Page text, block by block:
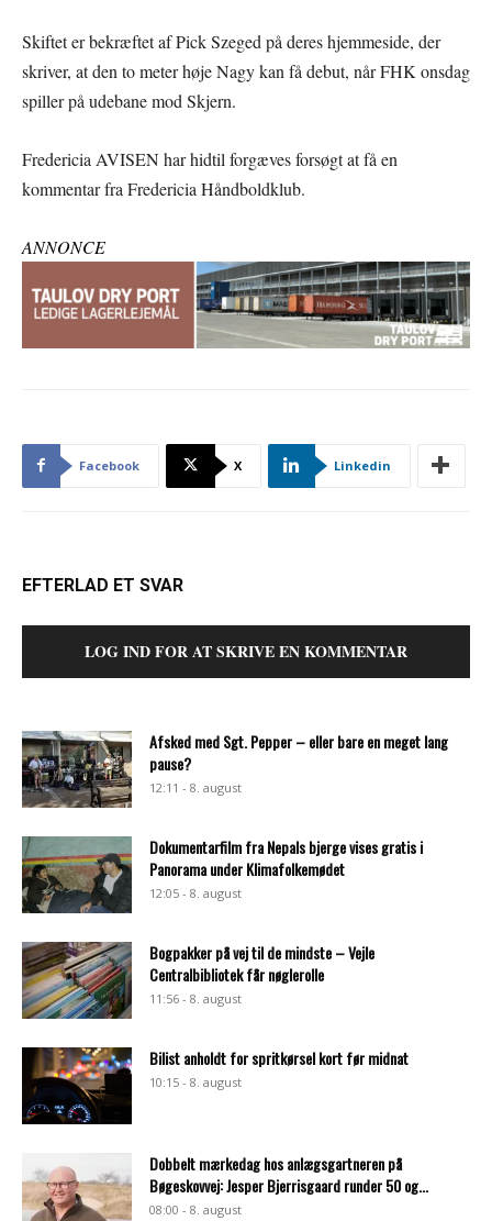
Skiftet er bekræftet af Pick Szeged på deres hjemmeside, der
skriver, at den to meter høje Nagy kan få debut, når FHK onsdag
spiller på udebane mod Skjern.
Fredericia AVISEN har hidtil forgæves forsøgt at få en
kommentar fra Fredericia Håndboldklub.
ANNONCE
Facebook X Linkedin
EFTERLAD ET SVAR
LOG IND FOR AT SKRIVE EN KOMMENTAR
Afsked med Sgt. Pepper – eller bare en meget lang
pause?
12:11 - 8. august
Dokumentarfilm fra Nepals bjerge vises gratis i
Panorama under Klimafolkemødet
12:05 - 8. august
Bogpakker på vej til de mindste – Vejle
Centralbibliotek får nøglerolle
11:56 - 8. august
Bilist anholdt for spritkørsel kort før midnat
10:15 - 8. august
Dobbelt mærkedag hos anlægsgartneren på
Bøgeskovvej: Jesper Bjerrisgaard runder 50 og...
08:00 - 8. august